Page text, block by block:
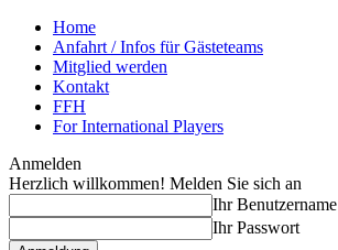
Home
Anfahrt / Infos für Gästeteams
Mitglied werden
Kontakt
FFH
For International Players
Anmelden
Herzlich willkommen! Melden Sie sich an
Ihr Benutzername
Ihr Passwort